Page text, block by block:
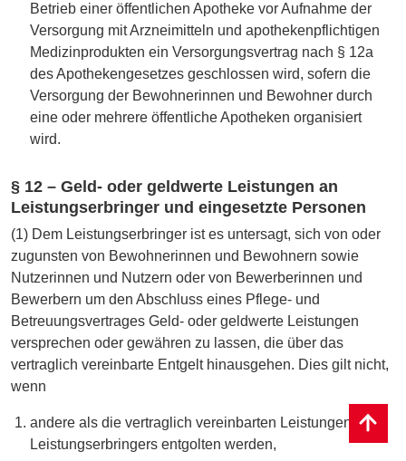
Betrieb einer öffentlichen Apotheke vor Aufnahme der
Versorgung mit Arzneimitteln und apothekenpflichtigen
Medizinprodukten ein Versorgungsvertrag nach § 12a
des Apothekengesetzes geschlossen wird, sofern die
Versorgung der Bewohnerinnen und Bewohner durch
eine oder mehrere öffentliche Apotheken organisiert
wird.
§ 12 – Geld- oder geldwerte Leistungen an
Leistungserbringer und eingesetzte Personen
(1) Dem Leistungserbringer ist es untersagt, sich von oder
zugunsten von Bewohnerinnen und Bewohnern sowie
Nutzerinnen und Nutzern oder von Bewerberinnen und
Bewerbern um den Abschluss eines Pflege- und
Betreuungsvertrages Geld- oder geldwerte Leistungen
versprechen oder gewähren zu lassen, die über das
vertraglich vereinbarte Entgelt hinausgehen. Dies gilt nicht,
wenn
andere als die vertraglich vereinbarten Leistungen des
Leistungserbringers entgolten werden,